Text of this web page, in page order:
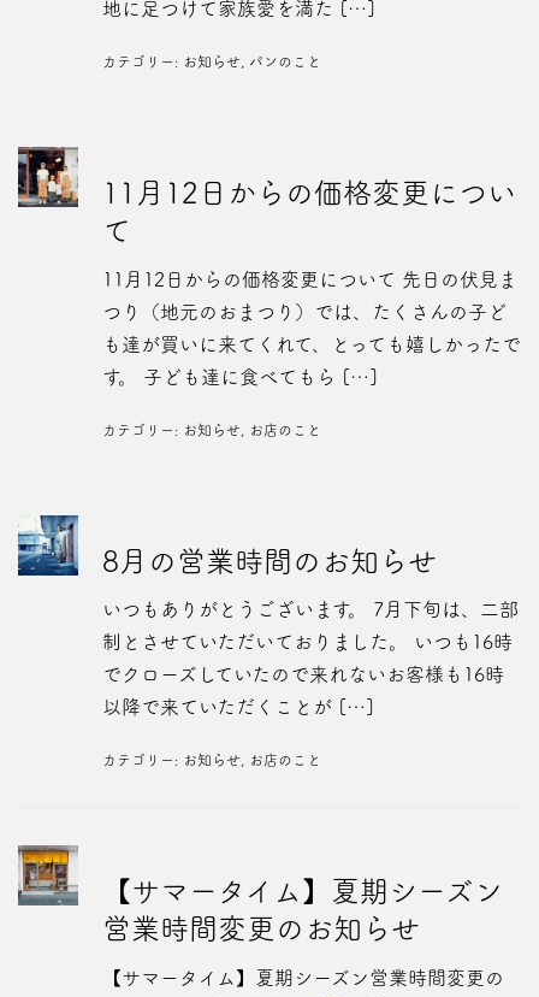
地に足つけて家族愛を満た […]
カテゴリー: お知らせ パンのこと
11月12日からの価格変更につい
て
11月12日からの価格変更について 先日の伏見ま
つり（地元のおまつり）では、たくさんの子ど
も達が買いに来てくれて、とっても嬉しかったで
す。 子ども達に食べてもら […]
カテゴリー: お知らせ お店のこと
8月の営業時間のお知らせ
いつもありがとうございます。 7月下旬は、二部
制とさせていただいておりました。 いつも16時
でクローズしていたので来れないお客様も16時
以降で来ていただくことが […]
カテゴリー: お知らせ お店のこと
【サマータイム】夏期シーズン
営業時間変更のお知らせ
【サマータイム】夏期シーズン営業時間変更の